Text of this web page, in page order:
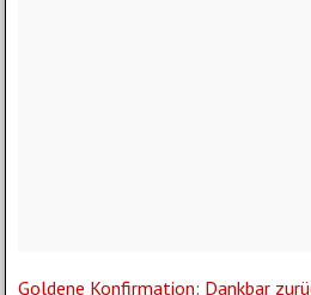
Goldene Konfirmation: Dankbar